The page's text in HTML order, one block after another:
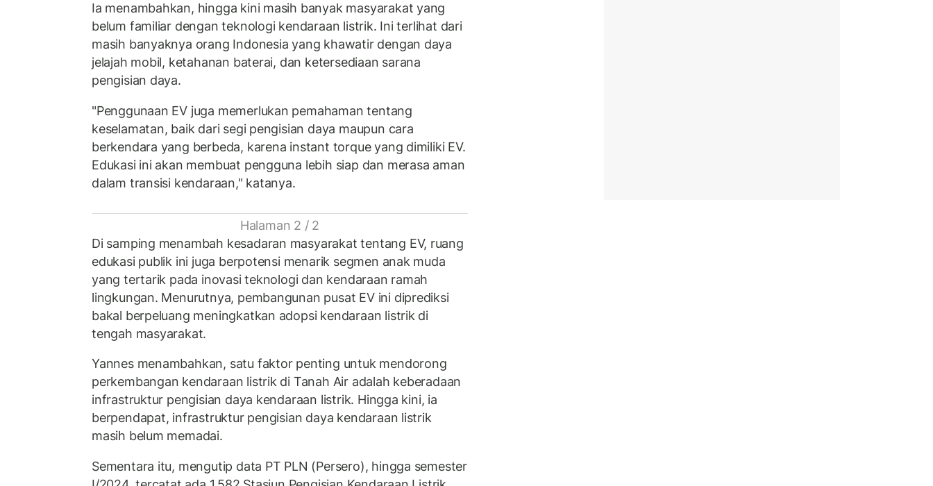
Ia menambahkan, hingga kini masih banyak masyarakat yang
belum familiar dengan teknologi kendaraan listrik. Ini terlihat dari
masih banyaknya orang Indonesia yang khawatir dengan daya
jelajah mobil, ketahanan baterai, dan ketersediaan sarana
pengisian daya.
"Penggunaan EV juga memerlukan pemahaman tentang
keselamatan, baik dari segi pengisian daya maupun cara
berkendara yang berbeda, karena instant torque yang dimiliki EV.
Edukasi ini akan membuat pengguna lebih siap dan merasa aman
dalam transisi kendaraan," katanya.
Halaman 2 / 2
Di samping menambah kesadaran masyarakat tentang EV, ruang
edukasi publik ini juga berpotensi menarik segmen anak muda
yang tertarik pada inovasi teknologi dan kendaraan ramah
lingkungan. Menurutnya, pembangunan pusat EV ini diprediksi
bakal berpeluang meningkatkan adopsi kendaraan listrik di
tengah masyarakat.
Yannes menambahkan, satu faktor penting untuk mendorong
perkembangan kendaraan listrik di Tanah Air adalah keberadaan
infrastruktur pengisian daya kendaraan listrik. Hingga kini, ia
berpendapat, infrastruktur pengisian daya kendaraan listrik
masih belum memadai.
Sementara itu, mengutip data PT PLN (Persero), hingga semester